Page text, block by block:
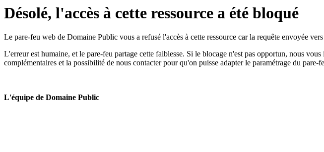
Désolé, l'accès à cette ressource a été bloqué
Le pare-feu web de Domaine Public vous a refusé l'accès à cette ressource car la requête envoyée
L'erreur est humaine, et le pare-feu partage cette faiblesse. Si le blocage n'est pas opportun, nous
complémentaires et la possibilité de nous contacter pour qu'on puisse adapter le paramétrage du pare-
L'équipe de Domaine Public